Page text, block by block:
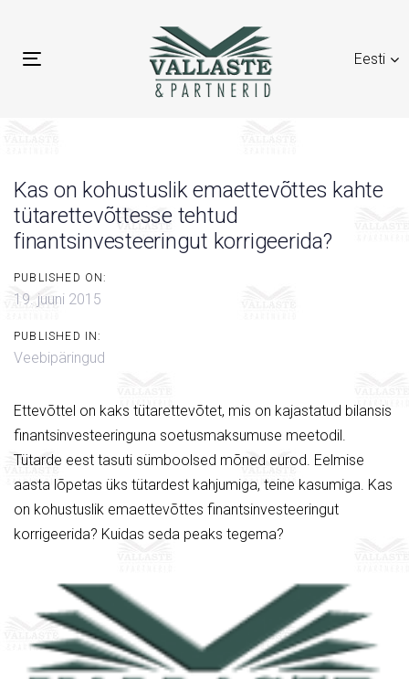
primary
Eesti
Toggle
Kas on kohustuslik emaettevõttes kahte
tütarettevõttesse tehtud
finantsinvesteeringut korrigeerida?
PUBLISHED ON:
19. juuni 2015
PUBLISHED IN:
Veebipäringud
Ettevõttel on kaks tütarettevõtet, mis on kajastatud bilansis
finantsinvesteeringuna soetusmaksumuse meetodil.
Tütarde eest tasuti sümboolsed mõned eurod. Eelmise
aasta lõpetas üks tütardest kahjumiga, teine kasumiga. Kas
on kohustuslik emaettevõttes finantsinvesteeringut
korrigeerida? Kuidas seda peaks tegema?